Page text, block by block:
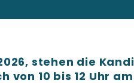
stehen die
von 10 bis 12 Uhr